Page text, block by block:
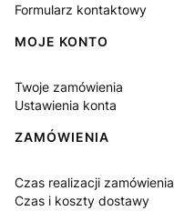
Formularz kontaktowy
MOJE KONTO
Twoje zamówienia
Ustawienia konta
ZAMÓWIENIA
Czas realizacji zamówienia
Czas i koszty dostawy